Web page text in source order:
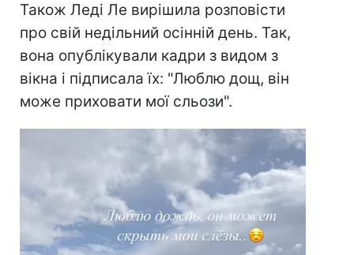
Також Леді Ле вирішила розповісти
про свій недільний осінній день. Так,
вона опублікували кадри з видом з
вікна і підписала їх: "Люблю дощ, він
може приховати мої сльози".